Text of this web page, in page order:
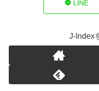
LINE
J-Index